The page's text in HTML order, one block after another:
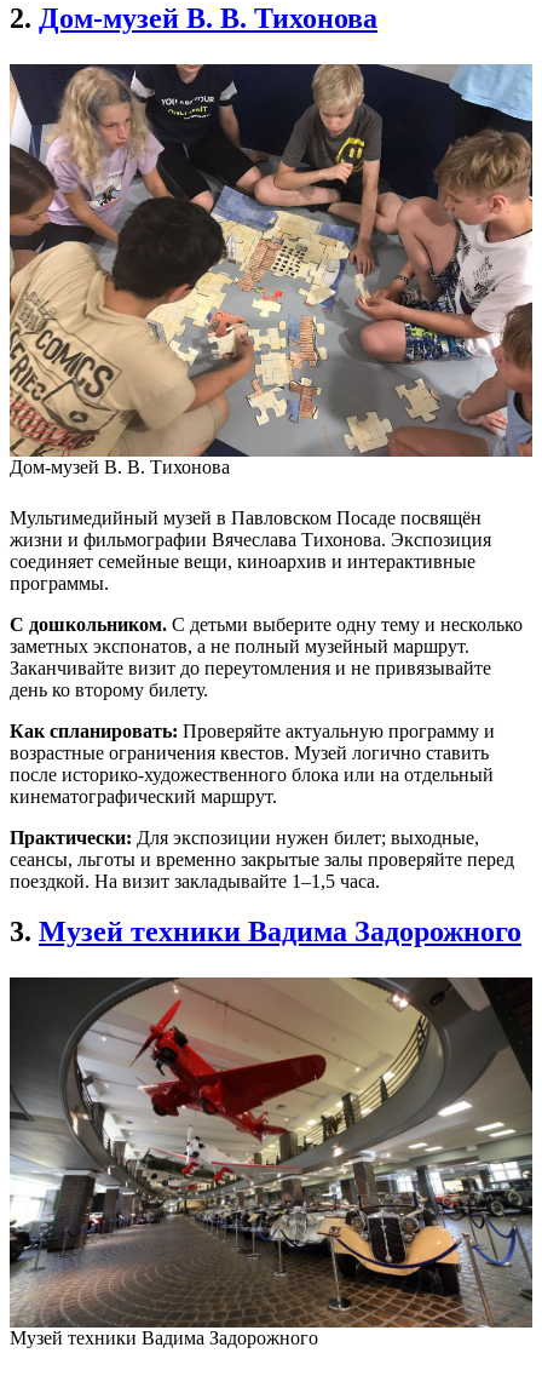
2. Дом-музей В. В. Тихонова
Дом-музей В. В. Тихонова
Мультимедийный музей в Павловском Посаде посвящён
жизни и фильмографии Вячеслава Тихонова. Экспозиция
соединяет семейные вещи, киноархив и интерактивные
программы.
С дошкольником. С детьми выберите одну тему и несколько
заметных экспонатов, а не полный музейный маршрут.
Заканчивайте визит до переутомления и не привязывайте
день ко второму билету.
Как спланировать: Проверяйте актуальную программу и
возрастные ограничения квестов. Музей логично ставить
после историко-художественного блока или на отдельный
кинематографический маршрут.
Практически: Для экспозиции нужен билет; выходные,
сеансы, льготы и временно закрытые залы проверяйте перед
поездкой. На визит закладывайте 1–1,5 часа.
3. Музей техники Вадима Задорожного
Музей техники Вадима Задорожного